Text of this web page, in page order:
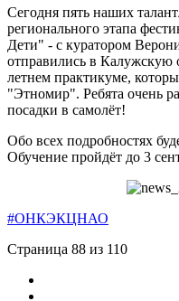
Сегодня пять наших
регионального этапа
Дети" - с куратором
отправились в Калужскую
летнем практикуме,
"Этномир". Ребята очень
посадки в самолёт!
Обо всех подробностях
Обучение пройдёт до 3
#ОНКЭКЦНАО
Страница 88 из 110